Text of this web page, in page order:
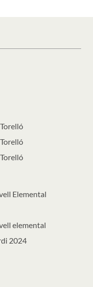
Elemental
elemental
2024